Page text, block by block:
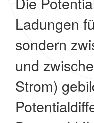
Ladungen
sondern
und
Strom)